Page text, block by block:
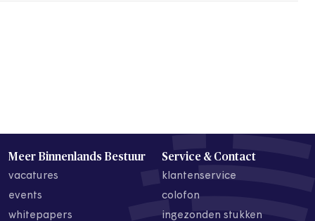
Meer Binnenlands Bestuur
vacatures
events
whitepapers
Service & Contact
klantenservice
colofon
ingezonden stukken